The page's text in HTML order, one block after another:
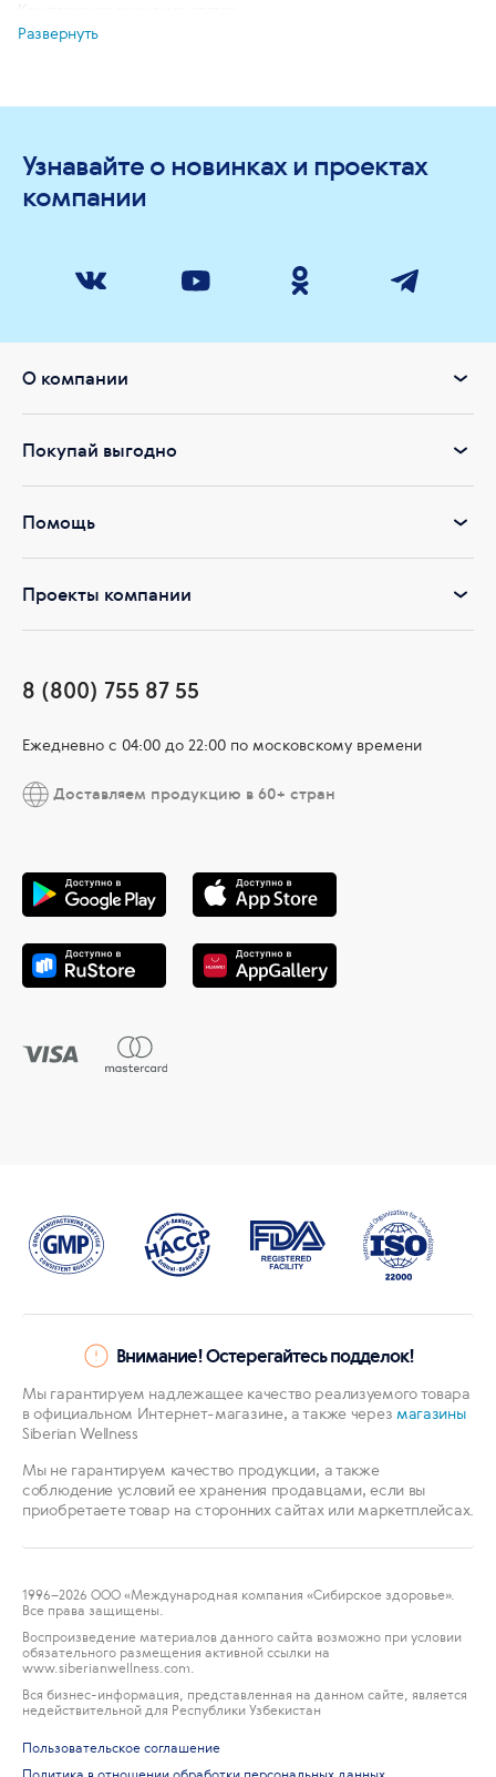
Нормализует пищеварение и обменные процессы,
водно-солевой обмен.
Способствует укреплению иммунитета.
Снижает выраженность аллергических реакций.
В ассортименте Компании представлены продукты для базового
и глубокого очищения организма, состоящие из
Wellness, имеют 30-летний успешный опыт применения.
Развернуть
Узнавайте о новинках и проектах
компании
О компании
Покупай выгодно
Помощь
Проекты компании
8 (800) 755 87 55
Ежедневно c 04:00 до 22:00 по московскому времени
Доставляем продукцию в 60+ стран
Внимание! Остерегайтесь подделок!
Мы гарантируем надлежащее качество реализуемого товара
в официальном Интернет-магазине, а также через магазины
Siberian Wellness
Мы не гарантируем качество продукции, а также
соблюдение условий ее хранения продавцами, если вы
приобретаете товар на сторонних сайтах или маркетплейсах.
1996–2026 ООО «Международная компания «Сибирское здоровье».
Все права защищены.
Воспроизведение материалов данного сайта возможно при условии
обязательного размещения активной ссылки на
www.siberianwellness.com.
Вся бизнес-информация, представленная на данном сайте, является
недействительной для Республики Узбекистан
Пользовательское соглашение